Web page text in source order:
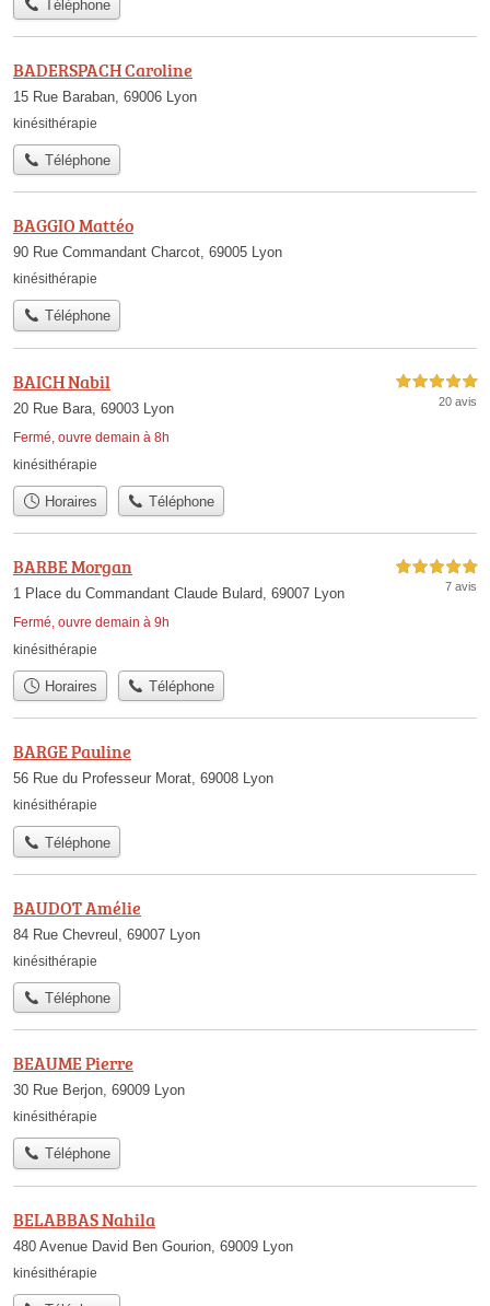
Téléphone
BADERSPACH Caroline
15 Rue Baraban, 69006 Lyon
kinésithérapie
Téléphone
BAGGIO Mattéo
90 Rue Commandant Charcot, 69005 Lyon
kinésithérapie
Téléphone
BAICH Nabil
20 Rue Bara, 69003 Lyon
Fermé, ouvre demain à 8h
5,0 étoiles sur 5
20 avis
kinésithérapie
Horaires Téléphone
BARBE Morgan
1 Place du Commandant Claude Bulard, 69007 Lyon
Fermé, ouvre demain à 9h
5,0 étoiles sur 5
7 avis
kinésithérapie
Horaires Téléphone
BARGE Pauline
56 Rue du Professeur Morat, 69008 Lyon
kinésithérapie
Téléphone
BAUDOT Amélie
84 Rue Chevreul, 69007 Lyon
kinésithérapie
Téléphone
BEAUME Pierre
30 Rue Berjon, 69009 Lyon
kinésithérapie
Téléphone
BELABBAS Nahila
480 Avenue David Ben Gourion, 69009 Lyon
kinésithérapie